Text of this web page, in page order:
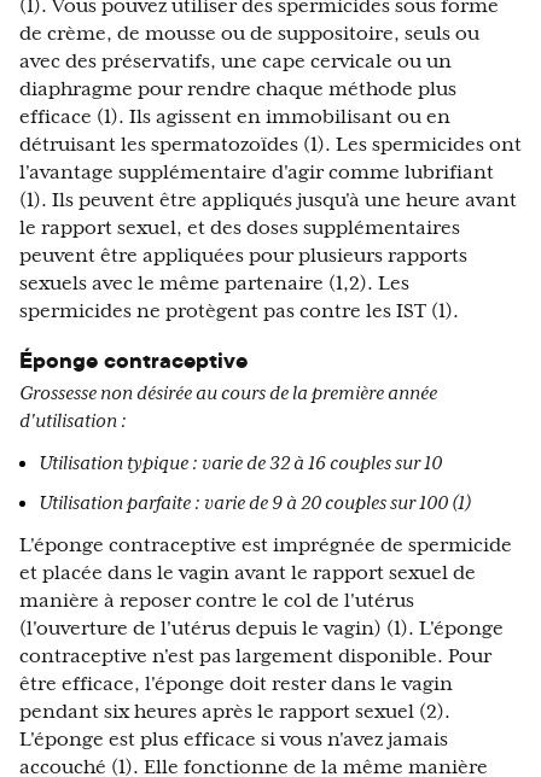
(1). Vous pouvez utiliser des spermicides sous forme
de crème, de mousse ou de suppositoire, seuls ou
avec des préservatifs, une cape cervicale ou un
diaphragme pour rendre chaque méthode plus
efficace (1). Ils agissent en immobilisant ou en
détruisant les spermatozoïdes (1). Les spermicides ont
l'avantage supplémentaire d'agir comme lubrifiant
(1). Ils peuvent être appliqués jusqu'à une heure avant
le rapport sexuel, et des doses supplémentaires
peuvent être appliquées pour plusieurs rapports
sexuels avec le même partenaire (1,2). Les
spermicides ne protègent pas contre les IST (1).
Éponge contraceptive
Grossesse non désirée au cours de la première année
d'utilisation :
Utilisation typique : varie de 32 à 16 couples sur 10
Utilisation parfaite : varie de 9 à 20 couples sur 100 (1)
L'éponge contraceptive est imprégnée de spermicide
et placée dans le vagin avant le rapport sexuel de
manière à reposer contre le col de l'utérus
(l'ouverture de l'utérus depuis le vagin) (1). L'éponge
contraceptive n'est pas largement disponible. Pour
être efficace, l'éponge doit rester dans le vagin
pendant six heures après le rapport sexuel (2).
L'éponge est plus efficace si vous n'avez jamais
accouché (1). Elle fonctionne de la même manière